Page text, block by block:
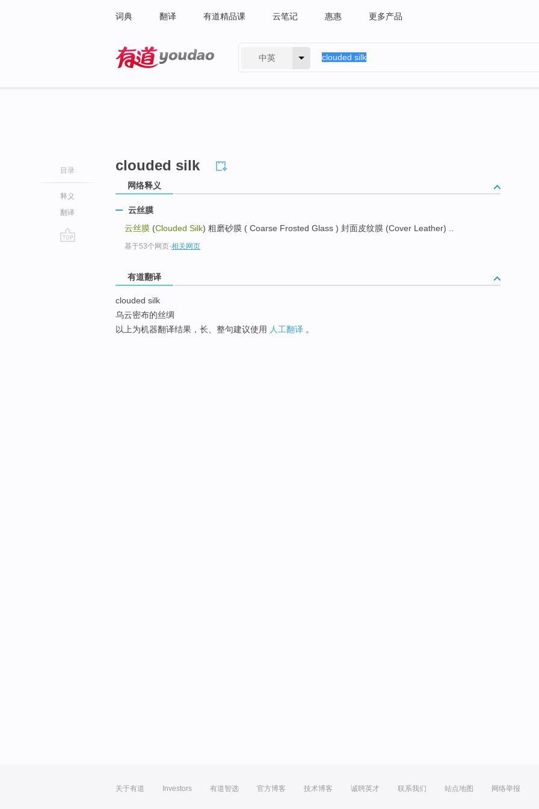
词典 翻译 有道精品课 云笔记 惠惠 更多产品
中英
目录
释义
翻译
clouded silk
网络释义
云丝膜
云丝膜 (Clouded Silk) 粗磨砂膜 ( Coarse Frosted Glass ) 封面皮纹膜 (Cover Leather) ..
基于53个网页-相关网页
有道翻译
clouded silk
乌云密布的丝绸
以上为机器翻译结果，长、整句建议使用 人工翻译 。
关于有道 Investors 有道智选 官方博客 技术博客 诚聘英才 联系我们 站点地图 网络举报